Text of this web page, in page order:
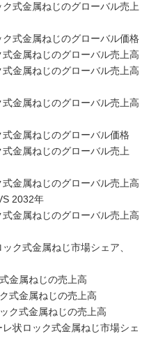
式金属ねじのグローバル売上
ク式金属ねじのグローバル価格
金属ねじのグローバル売上高
金属ねじのグローバル売上高
金属ねじのグローバル売上高
式金属ねじのグローバル価格
金属ねじのグローバル売上
金属ねじのグローバル売上高
2032年
金属ねじのグローバル売上高
ク式金属ねじ市場シェア、
金属ねじの売上高
式金属ねじの売上高
ク式金属ねじの売上高
状ロック式金属ねじ市場シェ